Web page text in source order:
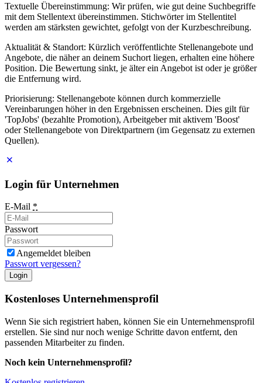
Textuelle Übereinstimmung: Wir prüfen, wie gut deine Suchbegriffe
mit dem Stellentext übereinstimmen. Stichwörter im Stellentitel
werden am stärksten gewichtet, gefolgt von der Kurzbeschreibung.
Aktualität & Standort: Kürzlich veröffentlichte Stellenangebote und
Angebote, die näher an deinem Suchort liegen, erhalten eine höhere
Position. Die Bewertung sinkt, je älter ein Angebot ist oder je größer
die Entfernung wird.
Priorisierung: Stellenangebote können durch kommerzielle
Vereinbarungen höher in den Ergebnissen erscheinen. Dies gilt für
'TopJobs' (bezahlte Promotion), Arbeitgeber mit aktivem 'Boost'
oder Stellenangebote von Direktpartnern (im Gegensatz zu externen
Quellen).
Login für Unternehmen
E-Mail *
Passwort
Angemeldet bleiben
Passwort vergessen?
Login
Kostenloses Unternehmensprofil
Wenn Sie sich registriert haben, können Sie ein Unternehmensprofil
erstellen. Sie sind nur noch wenige Schritte davon entfernt, den
passenden Mitarbeiter zu finden.
Noch kein Unternehmensprofil?